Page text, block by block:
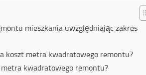
mieszkania uwzględniając zakres
koszt metra kwadratowego remontu?
kwadratowego remontu?